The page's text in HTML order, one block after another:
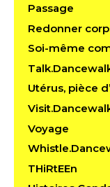
Passage
Redonner
Soi-même
Utérus, pièce
Voyage
THiRtEEn